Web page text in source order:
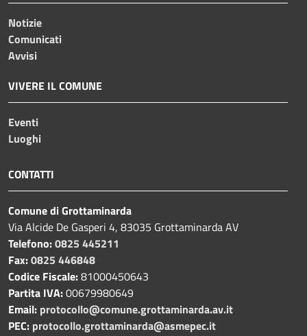
Notizie
Comunicati
Avvisi
VIVERE IL COMUNE
Eventi
Luoghi
CONTATTI
Comune di Grottaminarda
Via Alcide De Gasperi 4, 83035 Grottaminarda AV
Telefono:0825 445211
Fax:0825 446848
Codice Fiscale:81000450643
Partita IVA:00679980649
Email: protocollo@comune.grottaminarda.av.it
PEC: protocollo.grottaminarda@asmepec.it